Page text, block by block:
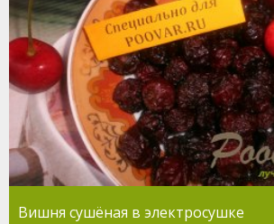
Вишня сушёная в электросушке